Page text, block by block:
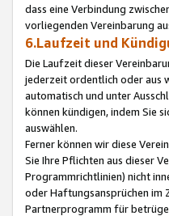
dass eine Verbindung
vorliegenden Vereinbarung
6.Laufzeit und
Die Laufzeit dieser
jederzeit ordentlich oder aus
automatisch und unter
können kündigen, indem Sie
auswählen.
Ferner können wir diese
Sie Ihre Pflichten aus dieser
Programmrichtlinien) nicht
oder Haftungsansprüchen im
Partnerprogramm für